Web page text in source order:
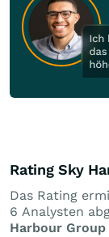
Rating Sky
Das Rating
6 Analysten
Harbour